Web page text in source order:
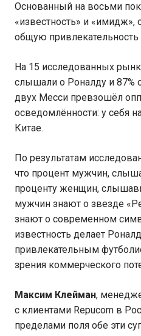
Основанный на восьми
«известность» и «имидж»,
общую привлекательность
На 15 исследованных
слышали о Роналду и 87%
двух Месси превзошёл
осведомлённости: у себя
Китае.
По результатам
что процент мужчин,
проценту женщин,
мужчин знают о звезде
знают о современном
известность делает
привлекательным
зрения коммерческого
Максим Клейман,
с клиентами Repucom в
пределами поля обе эти